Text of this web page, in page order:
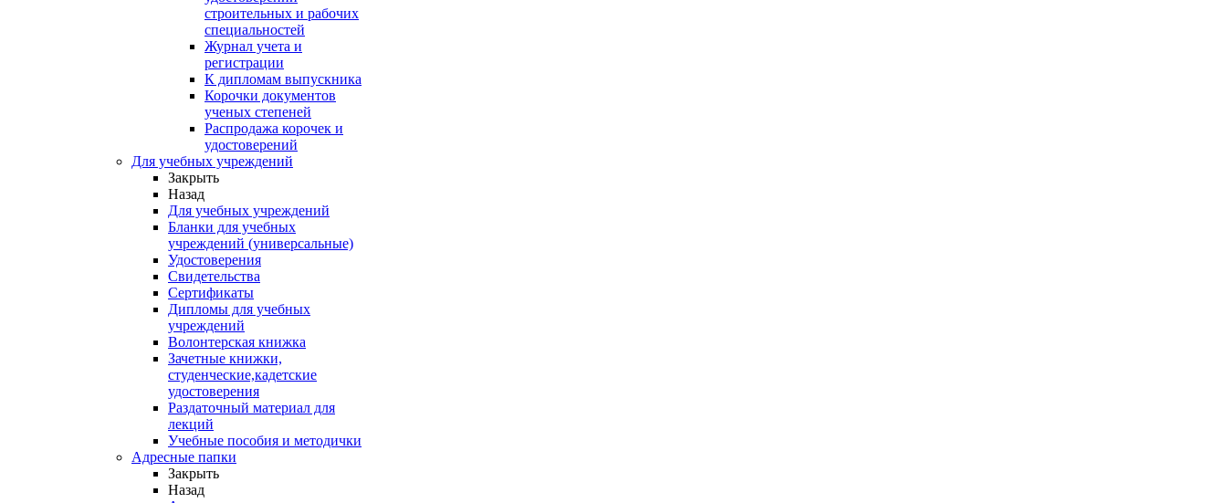
строительных и рабочих
специальностей
Журнал учета и
регистрации
К дипломам выпускника
Корочки документов
ученых степеней
Распродажа корочек и
удостоверений
Для учебных учреждений
Закрыть
Назад
Для учебных учреждений
Бланки для учебных
учреждений (универсальные)
Удостоверения
Свидетельства
Сертификаты
Дипломы для учебных
учреждений
Волонтерская книжка
Зачетные книжки,
студенческие,кадетские
удостоверения
Раздаточный материал для
лекций
Учебные пособия и методички
Адресные папки
Закрыть
Назад